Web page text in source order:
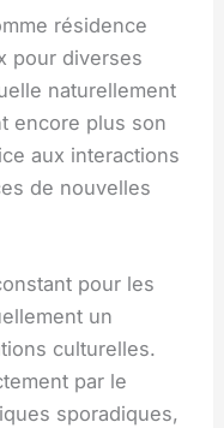
résidence
pour diverses
naturellement
encore plus son
aux interactions
de nouvelles
pour les
un
culturelles.
par le
sporadiques,